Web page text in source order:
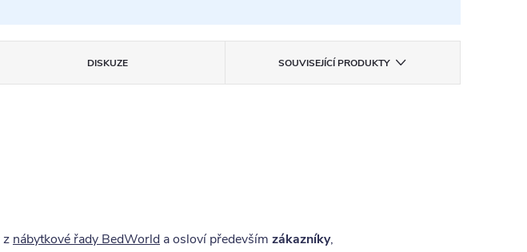
DISKUZE SOUVISEJÍCÍ PRODUKTY
z nábytkové řady BedWorld a osloví především zákazníky,